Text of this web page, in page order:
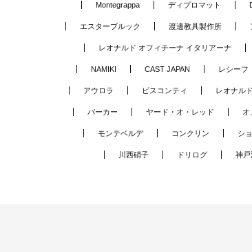
Montegrappa ディプロマット
エスターブルック 渡邊教具製作所
レオナルド オフィチーナ イタリアーナ
NAMIKI CAST JAPAN レシーフ
アウロラ ビスコンティ レオナルド
パーカー ヤード・オ・レッド オ
モンテベルデ コンクリン シ
川西硝子 ドリログ 神戸